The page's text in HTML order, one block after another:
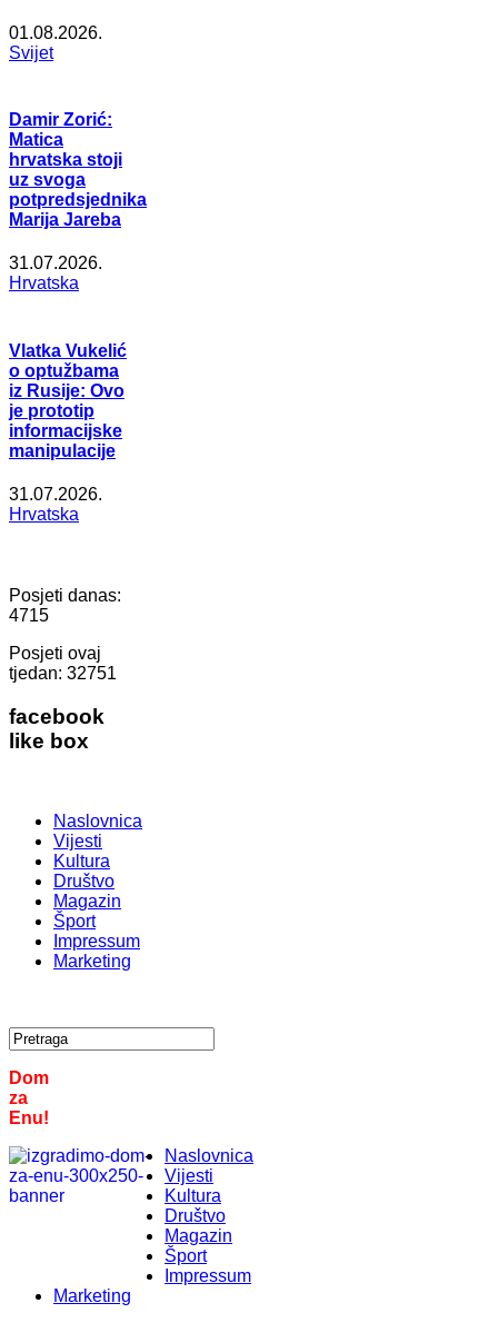
01.08.2026.
Svijet
Damir Zorić:
Matica
hrvatska stoji
uz svoga
potpredsjednika
Marija Jareba
31.07.2026.
Hrvatska
Vlatka Vukelić
o optužbama
iz Rusije: Ovo
je prototip
informacijske
manipulacije
31.07.2026.
Hrvatska
Posjeti danas:
4715
Posjeti ovaj
tjedan: 32751
facebook
like box
Naslovnica
Vijesti
Kultura
Društvo
Magazin
Šport
Impressum
Marketing
Dom
za
Enu!
Naslovnica
Vijesti
Kultura
Društvo
Magazin
Šport
Impressum
Marketing